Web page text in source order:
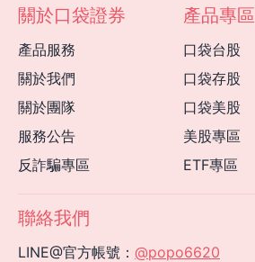
關於口袋證券
產品服務
關於我們
關於團隊
服務公告
反詐騙專區
產品專區
口袋台股
口袋存股
口袋美股
美股專區
ETF專區
聯絡我們
LINE@官方帳號： @popo6620